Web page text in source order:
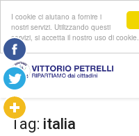
I cookie ci aiutano a fornire i
nostri servizi. Utilizzando questi
servizi, si accetta il nostro uso di cookie.
Tag: italia